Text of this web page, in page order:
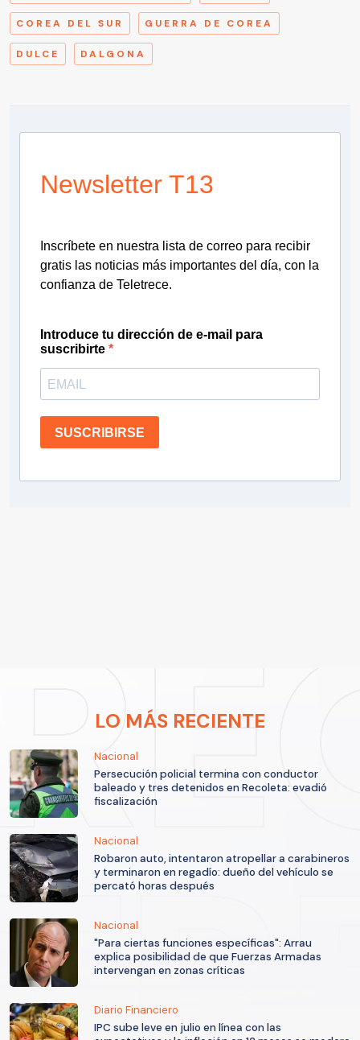
COREA DEL SUR GUERRA DE COREA
DULCE DALGONA
Newsletter T13
Inscríbete en nuestra lista de correo para recibir
gratis las noticias más importantes del día, con la
confianza de Teletrece.
Introduce tu dirección de e-mail para
suscribirte
SUSCRIBIRSE
LO MÁS RECIENTE
Nacional
Persecución policial termina con conductor
baleado y tres detenidos en Recoleta: evadió
fiscalización
Nacional
Robaron auto, intentaron atropellar a carabineros
y terminaron en regadío: dueño del vehículo se
percató horas después
Nacional
"Para ciertas funciones específicas": Arrau
explica posibilidad de que Fuerzas Armadas
intervengan en zonas críticas
Diario Financiero
IPC sube leve en julio en línea con las